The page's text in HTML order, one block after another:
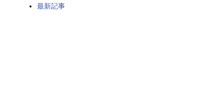
最新記事